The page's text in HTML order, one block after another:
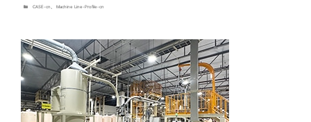
分CASE-cn Machine Line-Profile-cn